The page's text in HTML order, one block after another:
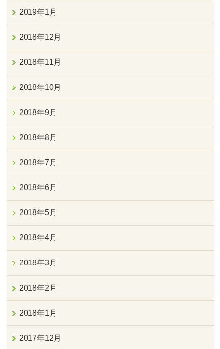
2019年1月
2018年12月
2018年11月
2018年10月
2018年9月
2018年8月
2018年7月
2018年6月
2018年5月
2018年4月
2018年3月
2018年2月
2018年1月
2017年12月